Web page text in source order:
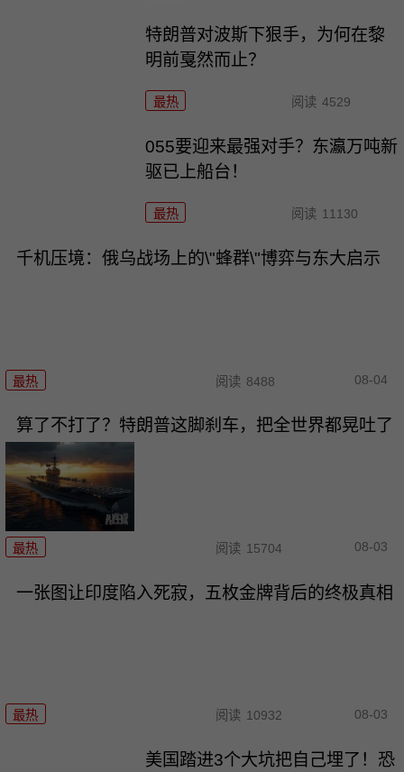
特朗普对波斯下狠手，为何在黎
明前戛然而止？
最热 阅读 4529
055要迎来最强对手？东瀛万吨新
驱已上船台！
最热 阅读 11130
千机压境：俄乌战场上的\"蜂群\"博弈与东大启示
最热 阅读 8488 08-04
算了不打了？特朗普这脚刹车，把全世界都晃吐了
最热 阅读 15704 08-03
一张图让印度陷入死寂，五枚金牌背后的终极真相
最热 阅读 10932 08-03
美国踏进3个大坑把自己埋了！恐